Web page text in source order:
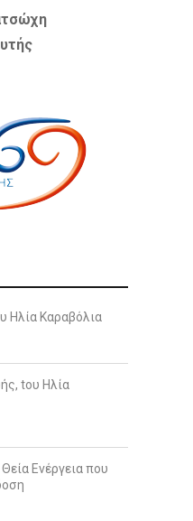
Ηλία Καραβόλια
tου Ηλία
Ενέργεια που